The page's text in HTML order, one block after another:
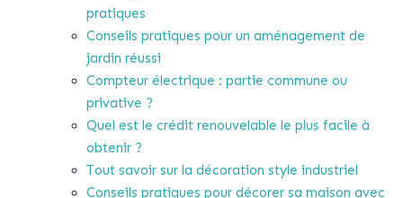
pratiques
Conseils pratiques pour un aménagement de
jardin réussi
Compteur électrique : partie commune ou
privative ?
Quel est le crédit renouvelable le plus facile à
obtenir ?
Tout savoir sur la décoration style industriel
Conseils pratiques pour décorer sa maison avec